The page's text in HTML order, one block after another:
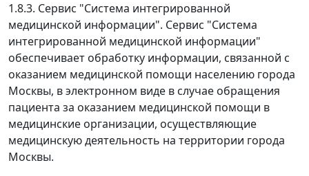
1.8.3. Сервис "Система интегрированной
медицинской информации". Сервис "Система
интегрированной медицинской информации"
обеспечивает обработку информации, связанной с
оказанием медицинской помощи населению города
Москвы, в электронном виде в случае обращения
пациента за оказанием медицинской помощи в
медицинские организации, осуществляющие
медицинскую деятельность на территории города
Москвы.